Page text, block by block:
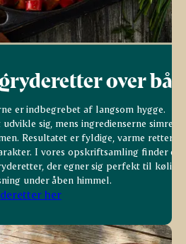
over bål
er indbegrebet af langsom hygge.
sig, mens ingredienserne simrer
Resultatet er fyldige, varme retter
I vores opskriftsamling finder du
der egner sig perfekt til kølige
under åben himmel.
her